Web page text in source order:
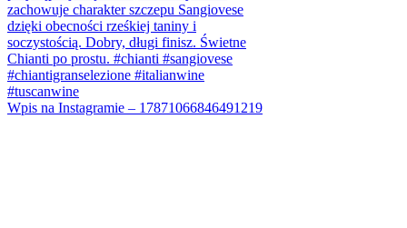
Wpis na Instagramie – 17871066846491219